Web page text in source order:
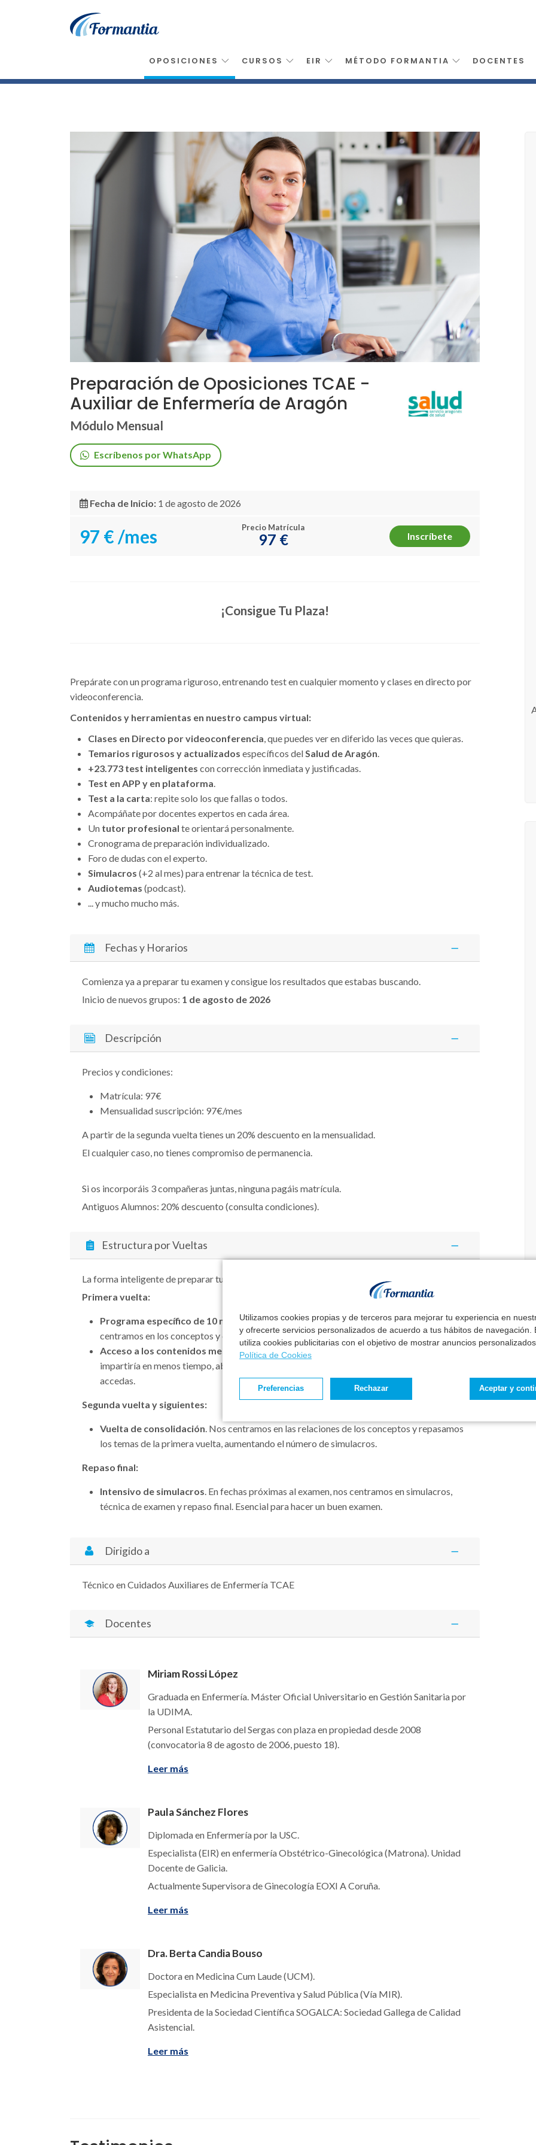
Utilizamos cookies propias y de terceros para mejorar tu experiencia en
y ofrecerte servicios personalizados de acuerdo a tus hábitos de navegación.
utiliza cookies publicitarias con el objetivo de mostrar anuncios personalizados.
Política de Cookies
Aceptar y
Rechazar
Preferencias
Oposiciones >Tcae Auxiliar Enfermeria > Tcae Para Aragon Tecnico En Cuidados Auxiliares De
Preparación de Oposiciones TCAE -
Auxiliar de Enfermería de Aragón
Módulo Mensual
Escríbenos por WhatsApp
Fecha de Inicio: 1 de agosto de 2026
97 €/mes Precio Matrícula
97 € Inscríbete
¡Consigue Tu Plaza!
Prepárate con un programa riguroso, entrenando test en cualquier momento y clases en directo por
videoconferencia.
Contenidos y herramientas en nuestro campus virtual:
Clases en Directo por videoconferencia, que puedes ver en diferido las veces que quieras.
Temarios rigurosos y actualizados específicos delSalud de Aragón.
+23.773 test inteligentes con corrección inmediata y justificadas.
Test en APP y en plataforma.
Test a la carta: repite solo los que fallas o todos.
Acompáñate por docentes expertos en cada área.
Un tutor profesional te orientará personalmente.
Cronograma de preparación individualizado.
Foro de dudas con el experto.
Simulacros (+2 al mes) para entrenar la técnica de test.
Audiotemas (podcast).
... y mucho mucho más.
Fechas y Horarios
Comienza ya a preparar tu examen y consigue los resultados que estabas buscando.
Inicio de nuevos grupos: 1 de agosto de 2026
Descripción
Precios y condiciones:
Matrícula: 97€
Mensualidad suscripción: 97€/mes
A partir de la segunda vuelta tienes un 20% descuento en la mensualidad.
El cualquier caso, no tienes compromiso de permanencia.
Si os incorporáis 3 compañeras juntas, ninguna pagáis matrícula.
Antiguos Alumnos: 20% descuento (consulta condiciones).
Estructura por Vueltas
La forma inteligente de preparar tu oposición. Sistema de vueltas:
Primera vuelta:
Programa específico de 10 meses o módulos + 1 de legislación común.Nos
centramos en los conceptos y en los matices de los conceptos.
Acceso a los contenidos mes a mes. Si la fecha del examen se adelanta, el programa se
impartiría en menos tiempo, abonándose adicionalmente los meses o módulos a los que
accedas.
Segunda vuelta y siguientes:
Vuelta de consolidación. Nos centramos en las relaciones de los conceptos y repasamos
los temas de la primera vuelta, aumentando el número de simulacros.
Repaso final:
Intensivo de simulacros. En fechas próximas al examen, nos centramos en simulacros,
técnica de examen y repaso final. Esencial para hacer un buen examen.
Dirigido a
Técnico en Cuidados Auxiliares de Enfermería TCAE
Docentes
Miriam Rossi López
Graduada en Enfermería. Máster Oficial Universitario en Gestión Sanitaria por
la UDIMA.
Personal Estatutario del Sergas con plaza en propiedad desde 2008
(convocatoria 8 de agosto de 2006, puesto 18).
Leer más
Paula Sánchez Flores
Diplomada en Enfermería por la USC.
Especialista (EIR) en enfermería Obstétrico-Ginecológica (Matrona). Unidad
Docente de Galicia.
Actualmente Supervisora de Ginecología EOXI A Coruña.
Leer más
Dra. Berta Candia Bouso
Doctora en Medicina Cum Laude (UCM).
Especialista en Medicina Preventiva y Salud Pública (Vía MIR).
Presidenta de la Sociedad Científica SOGALCA: Sociedad Gallega de Calidad
Asistencial.
Leer más
OPOSICIONES CURSOS EIR MÉTODO FORMANTIA DOCENTES